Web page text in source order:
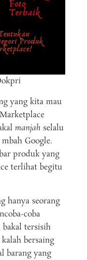
yang kita mau
manjah selalu
Google.
produk yang
terlihat begitu
hanya seorang
coba
bakal tersisih
bersaing
barang yang